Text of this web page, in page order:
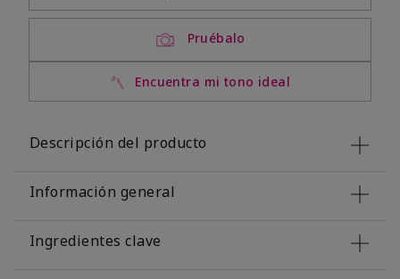
Pruébalo
Encuentra mi tono ideal
Descripción del producto
Información general
Ingredientes clave